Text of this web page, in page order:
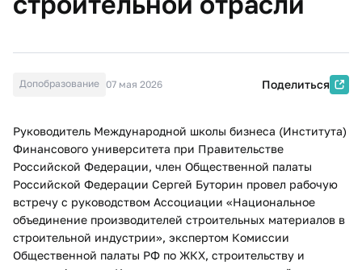
Допобразование 07 мая 2026 Поделиться
Руководитель Международной школы бизнеса (Института)
Финансового университета при Правительстве
Российской Федерации, член Общественной палаты
Российской Федерации Сергей Буторин провел рабочую
встречу с руководством Ассоциации «Национальное
объединение производителей строительных материалов в
строительной индустрии», экспертом Комиссии
Общественной палаты РФ по ЖКХ, строительству и